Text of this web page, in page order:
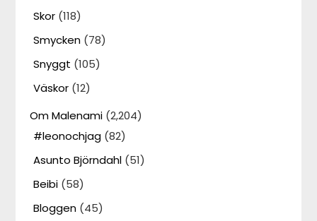
Skor (118)
Smycken (78)
Snyggt (105)
Väskor (12)
Om Malenami (2,204)
#leonochjag (82)
Asunto Björndahl (51)
Beibi (58)
Bloggen (45)